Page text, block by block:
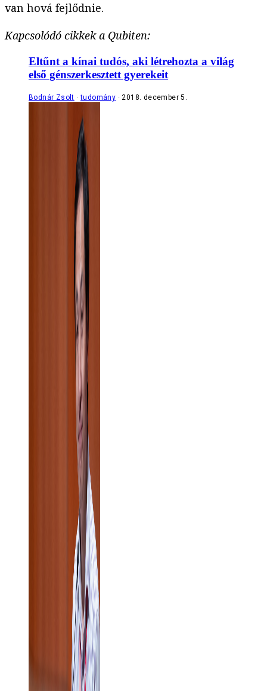
van hová fejlődnie.
Kapcsolódó cikkek a Qubiten:
Eltűnt a kínai tudós, aki létrehozta a világ
első génszerkesztett gyerekeit
Bodnár Zsolt tudomány 2018. december 5.